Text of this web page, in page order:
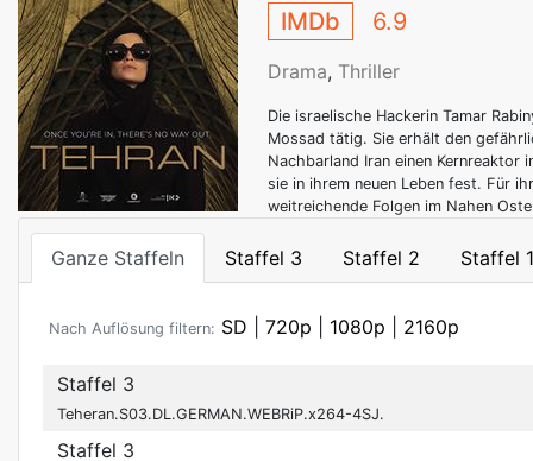
IMDb 6.9
Drama, Thriller
Die israelische Hackerin Tamar
Mossad tätig. Sie erhält den
Nachbarland Iran einen
sie in ihrem neuen Leben fest. Für
weitreichende Folgen im Nahen
Ganze Staffeln Staffel 3 Staffel 2 Staffel 1
Nach Auflösung filtern: SD 720p 1080p 2160p
Staffel 3
Teheran.S03.DL.GERMAN.WEBRiP.x264-4SJ.
Staffel 3